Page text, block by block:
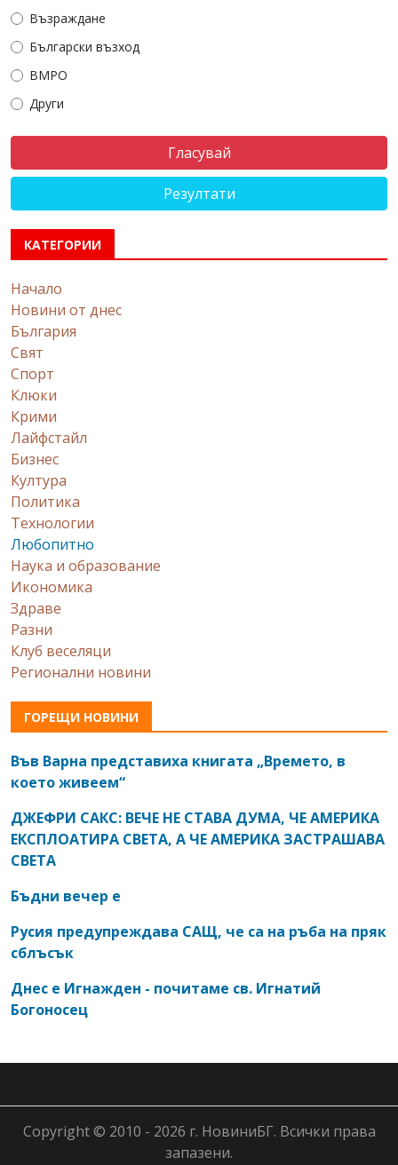
Възраждане
Български възход
ВМРО
Други
Резултати
КАТЕГОРИИ
Начало
Новини от днес
България
Свят
Спорт
Клюки
Крими
Лайфстайл
Бизнес
Култура
Политика
Технологии
Любопитно
Наука и образование
Икономика
Здраве
Разни
Клуб веселяци
Регионални новини
ГОРЕЩИ НОВИНИ
Във Варна представиха книгата „Времето, в
което живеем“
ДЖЕФРИ САКС: ВЕЧЕ НЕ СТАВА ДУМА, ЧЕ АМЕРИКА
ЕКСПЛОАТИРА СВЕТА, А ЧЕ АМЕРИКА ЗАСТРАШАВА
СВЕТА
Бъдни вечер е
Русия предупреждава САЩ, че са на ръба на пряк
сблъсък
Днес е Игнажден - почитаме св. Игнатий
Богоносец
Copyright © 2010 - 2026 г. НовиниБГ. Всички права
запазени.